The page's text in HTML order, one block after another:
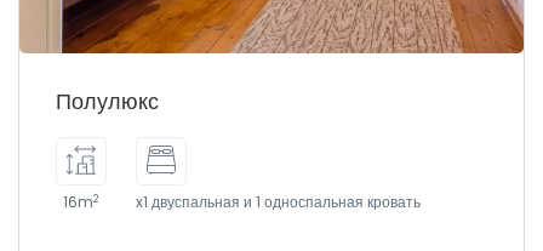
Полулюкс
16m2 x1 двуспальная и 1 односпальная кровать